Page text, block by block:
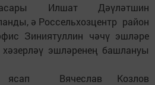
Илшат Дәүләтшин
ә Россельхозцентр район
Зиниятуллин чәчү эшләре
эшләренең башлануы
ясап Вячеслав Козлов